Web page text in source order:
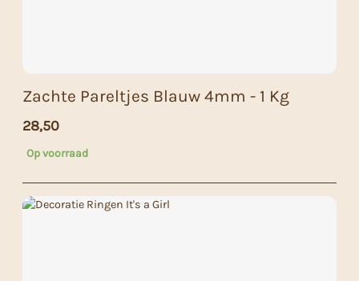
Zachte Pareltjes Blauw 4mm - 1 Kg
28,50
Op voorraad